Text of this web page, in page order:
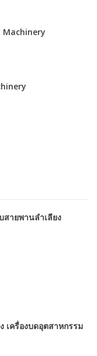
Machinery
สายพานลำเลียง
เครื่องบดอุตสาหกรรม